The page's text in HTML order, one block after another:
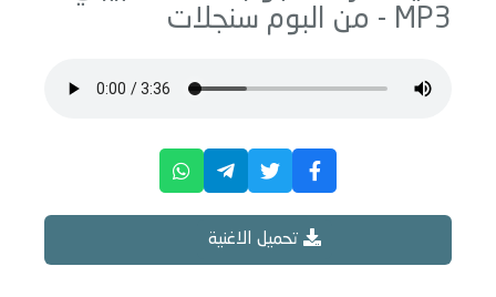
MP3 - من البوم
سنجلات
تحميل الاغنية